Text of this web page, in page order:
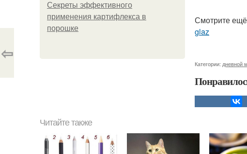
Секреты эффективного
применения картифлекса в
порошке
Смотрите
glaz
Категории: дневной
⇦
Читайте также